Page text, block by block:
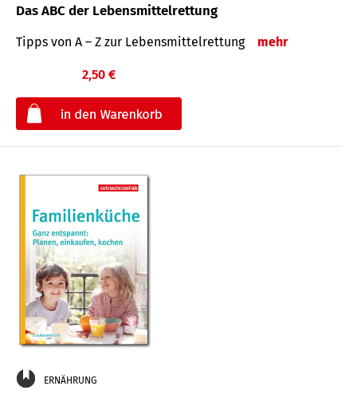
Das ABC der Lebensmittelrettung
Tipps von A – Z zur Lebensmittelrettung mehr
2,50 €
ERNÄHRUNG